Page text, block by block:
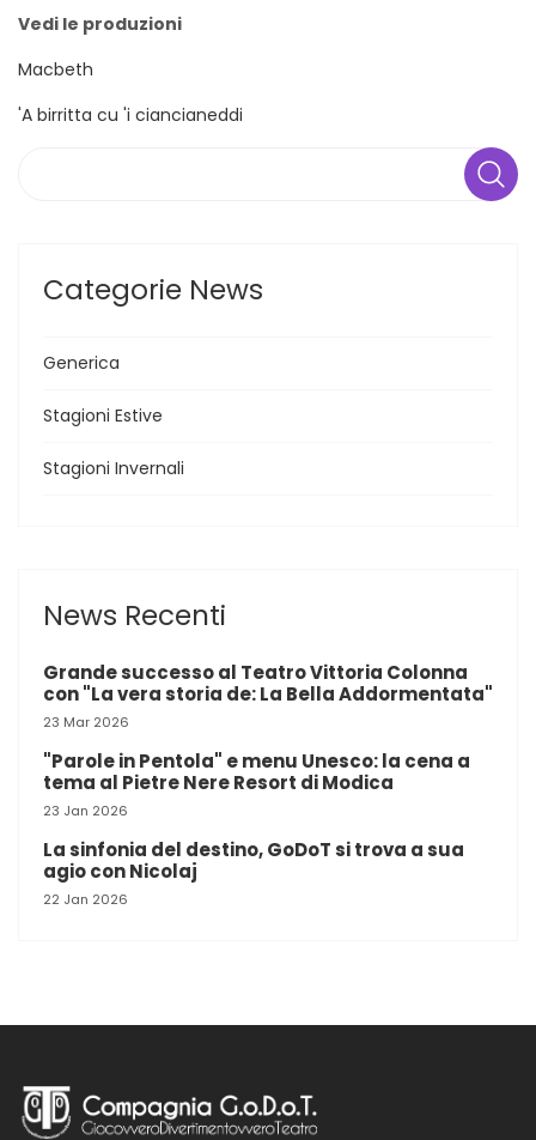
Vedi le produzioni
Macbeth
'A birritta cu 'i ciancianeddi
Categorie News
Generica
Stagioni Estive
Stagioni Invernali
News Recenti
Grande successo al Teatro Vittoria Colonna
con "La vera storia de: La Bella Addormentata"
23 Mar 2026
"Parole in Pentola" e menu Unesco: la cena a
tema al Pietre Nere Resort di Modica
23 Jan 2026
La sinfonia del destino, GoDoT si trova a sua
agio con Nicolaj
22 Jan 2026